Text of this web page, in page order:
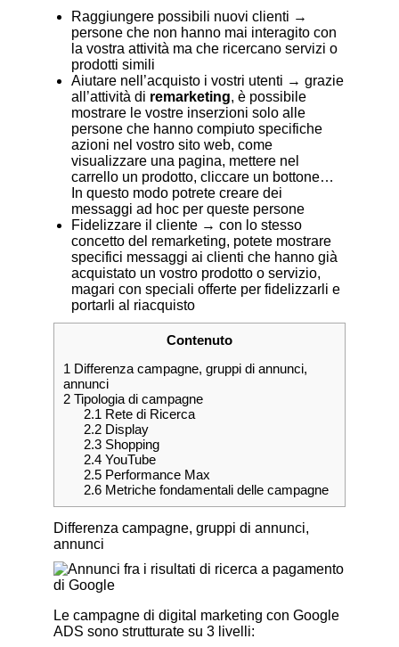
Raggiungere possibili nuovi clienti →
persone che non hanno mai interagito con
la vostra attività ma che ricercano servizi o
prodotti simili
Aiutare nell’acquisto i vostri utenti → grazie
all’attività di remarketing, è possibile
mostrare le vostre inserzioni solo alle
persone che hanno compiuto specifiche
azioni nel vostro sito web, come
visualizzare una pagina, mettere nel
carrello un prodotto, cliccare un bottone…
In questo modo potrete creare dei
messaggi ad hoc per queste persone
Fidelizzare il cliente → con lo stesso
concetto del remarketing, potete mostrare
specifici messaggi ai clienti che hanno già
acquistato un vostro prodotto o servizio,
magari con speciali offerte per fidelizzarli e
portarli al riacquisto
Contenuto
1 Differenza campagne, gruppi di annunci,
annunci
2 Tipologia di campagne
2.1 Rete di Ricerca
2.2Display
2.3Shopping
2.4YouTube
2.5Performance Max
2.6Metriche fondamentali delle campagne
Differenza campagne, gruppi di annunci,
annunci
Le campagne di digital marketing con Google
ADS sono strutturate su 3 livelli: